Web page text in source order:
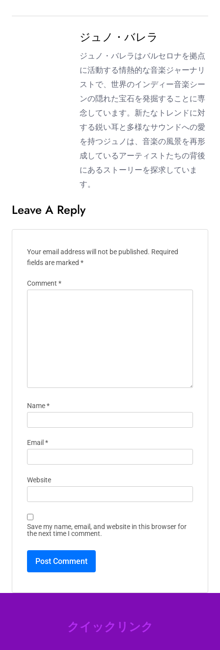
ジュノ・バレラ
ジュノ・バレラはバルセロナを拠点
に活動する情熱的な音楽ジャーナリ
ストで、世界のインディー音楽シー
ンの隠れた宝石を発掘することに専
念しています。新たなトレンドに対
する鋭い耳と多様なサウンドへの愛
を持つジュノは、音楽の風景を再形
成しているアーティストたちの背後
にあるストーリーを探求していま
す。
Leave A Reply
Your email address will not be published. Required
fields are marked *
Comment *
Name*
Email *
Website
Save my name, email, and website in this browser for
the next time I comment.
クイックリンク